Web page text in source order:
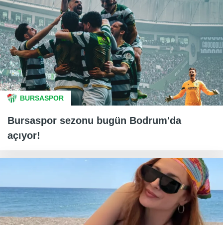
BURSASPOR
Bursaspor sezonu bugün Bodrum'da
açıyor!